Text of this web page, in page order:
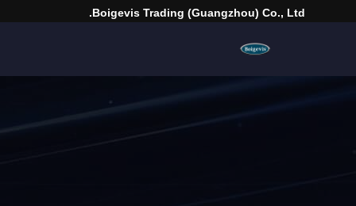
Boigevis Trading (guangzhou) Co., Ltd.